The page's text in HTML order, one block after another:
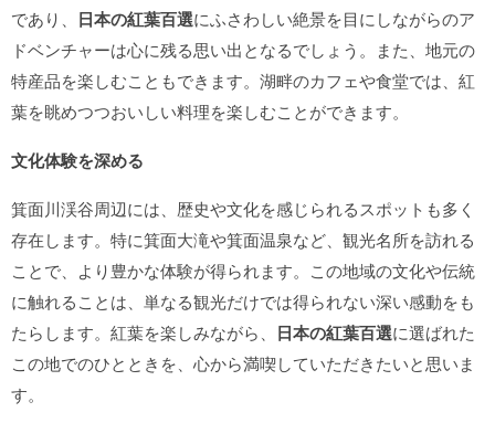
であり、 日本の紅葉百選にふさわしい絶景を目にしながらのア
ドベンチャーは心に残る思い出となるでしょう。また、地元の
特産品を楽しむこともできます。湖畔のカフェや食堂では、紅
葉を眺めつつおいしい料理を楽しむことができます。
文化体験を深める
箕面川渓谷周辺には、歴史や文化を感じられるスポットも多く
存在します。特に箕面大滝や箕面温泉など、観光名所を訪れる
ことで、より豊かな体験が得られます。この地域の文化や伝統
に触れることは、単なる観光だけでは得られない深い感動をも
たらします。紅葉を楽しみながら、 日本の紅葉百選に選ばれた
この地でのひとときを、心から満喫していただきたいと思いま
す。